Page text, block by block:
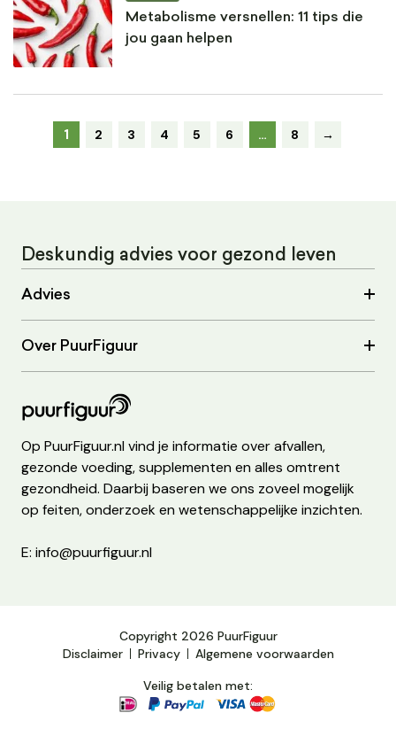
Metabolisme versnellen: 11 tips die
jou gaan helpen
1 2 3 4 5 6 … 8 →
Deskundig advies voor gezond leven
Advies
Over PuurFiguur
Op PuurFiguur.nl vind je informatie over afvallen,
gezonde voeding, supplementen en alles omtrent
gezondheid. Daarbij baseren we ons zoveel mogelijk
op feiten, onderzoek en wetenschappelijke inzichten.
E: info@puurfiguur.nl
Copyright 2026 PuurFiguur
Disclaimer
Privacy
Algemene voorwaarden
Veilig betalen met: